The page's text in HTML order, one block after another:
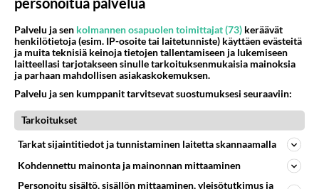
Kaksi ämpärillistä mustikoita poimin.
Mukana oli myös laatikko nauloja varten, mutta
en löytänyt. Voisiko joku opastaa minne
kannattaa mennä, muuten vajaprojekti kusee?
Äänestä Kommentoi
2024-07-28 23:25:06
Palvelu ja sen kolmannen osapuolen toimittajat (73) keräävät
henkilötietoja (esim. IP-osoite tai laitetunniste) käyttäen evästeitä
ja muita teknisiä keinoja tietojen tallentamiseen ja lukemiseen
laitteellasi tarjotakseen sinulle tarkoituksenmukaisia mainoksia
ja parhaan mahdollisen asiakaskokemuksen.
Palvelu ja sen kumppanit tarvitsevat suostumuksesi seuraaviin:
Tarkoitukset
Tarkat sijaintitiedot ja tunnistaminen laitetta skannaamalla
Kohdennettu mainonta ja mainonnan mittaaminen
Personoitu sisältö, sisällön mittaaminen, yleisötutkimus ja